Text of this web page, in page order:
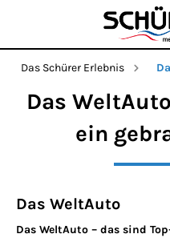
Das Schürer Erlebnis
Das
ein
Das WeltAuto
Das WeltAuto – das sind